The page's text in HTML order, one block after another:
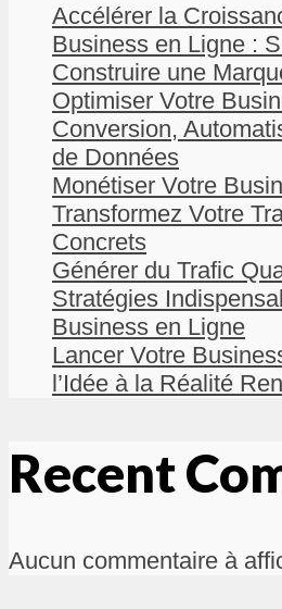
Accélérer la
Business en Ligne :
Construire une
Optimiser Votre
Conversion,
de Données
Monétiser Votre
Transformez Votre
Concrets
Générer du Trafic
Stratégies
Business en Ligne
Lancer Votre
l’Idée à la Réalité
Recent
Aucun commentaire à